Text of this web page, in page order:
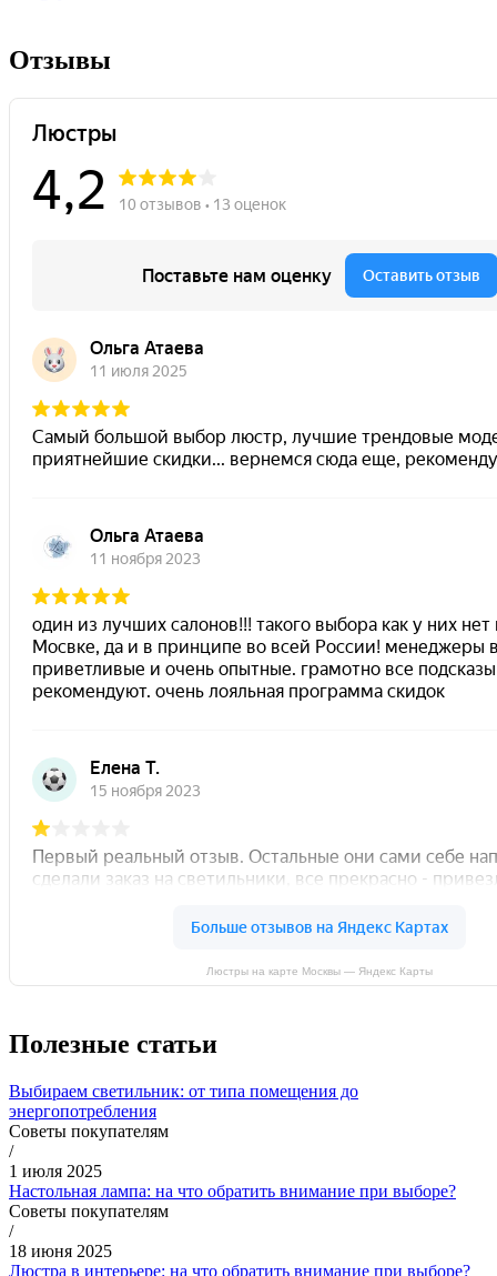
Отзывы
Люстры на карте Москвы — Яндекс Карты
Полезные статьи
Выбираем светильник: от типа помещения до
энергопотребления
Советы покупателям
/
1 июля 2025
Настольная лампа: на что обратить внимание при выборе?
Советы покупателям
/
18 июня 2025
Люстра в интерьере: на что обратить внимание при выборе?